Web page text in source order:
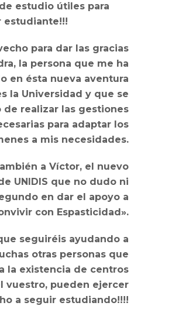
estudio útiles para
estudiante!!!
para dar las gracias
la persona que me ha
en ésta nueva aventura
la Universidad y que se
de realizar las gestiones
para adaptar los
a mis necesidades.
a Víctor, el nuevo
UNIDIS que no dudo ni
en dar el apoyo a
con Espasticidad».
seguiréis ayudando a
otras personas que
la existencia de centros
vuestro, pueden ejercer
a seguir estudiando!!!!